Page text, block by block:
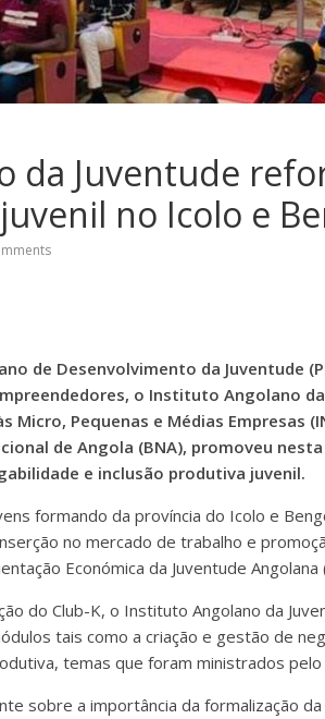
da Juventude
no Icolo e
de Desenvolvimento da Juventude
o Instituto Angolano da
Pequenas e Médias Empresas
de Angola (BNA), promoveu
e inclusão produtiva juvenil.
formando da província do Icolo e
no mercado de trabalho e
Económica da Juventude Angolana
do Club-K, o Instituto Angolano da
tais como a criação e gestão de
temas que foram ministrados pelo
sobre a importância da formalização